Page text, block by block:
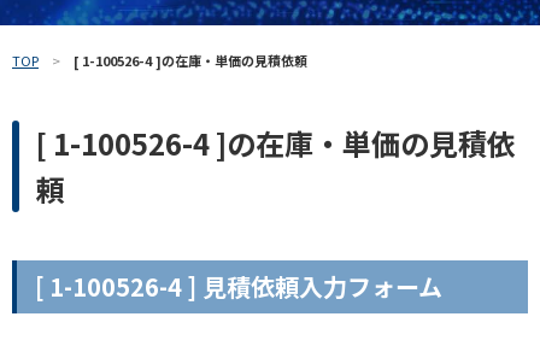
TOP [ 1-100526-4 ]の在庫・単価の見積依頼
[ 1-100526-4 ]の在庫・単価の見積依
頼
[ 1-100526-4 ] 見積依頼入力フォーム